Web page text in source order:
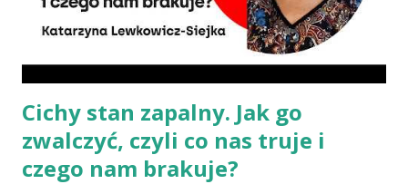
komponowania diety wegańskiej, możemy spisywać to, co
spożywamy, w jakich ilościach, jaką ma to wartość od...
Cichy stan zapalny. Jak go
zwalczyć, czyli co nas truje i
czego nam brakuje?